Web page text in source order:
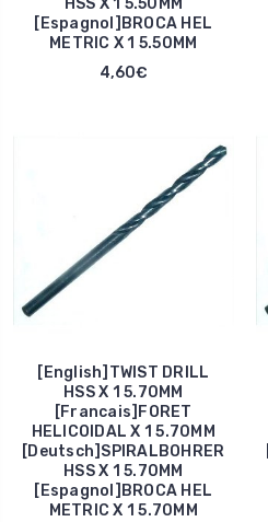
HSS X 1 5.50MM
[Espagnol]BROCA HEL
METRIC X 1 5.50MM
4,60€
[English]TWIST DRILL
HSS X 1 5.70MM
[Francais]FORET
HELICOIDAL X 1 5.70MM
[Deutsch]SPIRALBOHRER
HSS X 1 5.70MM
[Espagnol]BROCA HEL
METRIC X 1 5.70MM